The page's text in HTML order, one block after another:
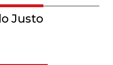
Justo